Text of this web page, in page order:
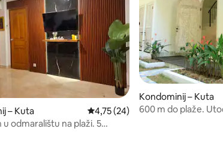
5, recenzija: 7
– Kuta Prosječna ocjena: 4,75/5,
4,75 (24)
odmaralištu na plaži. 5
Kondominij – Kuta
600 m do plaže.